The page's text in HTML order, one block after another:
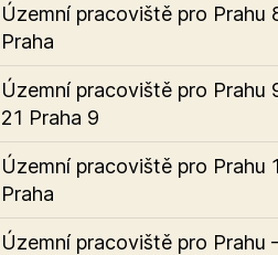
Územní pracoviště pro Prahu
Praha
Územní pracoviště pro
21 Praha 9
Územní pracoviště pro Prahu
Praha
Územní pracoviště pro